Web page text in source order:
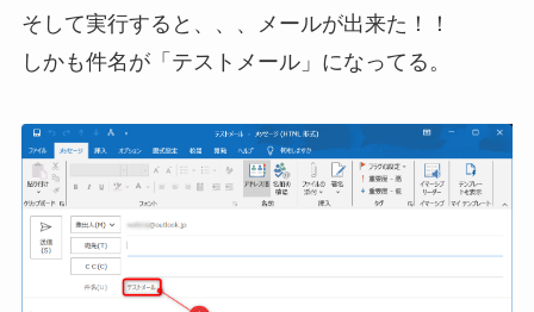
そして実行すると、、、メールが出来た！！
しかも件名が「テストメール」になってる。